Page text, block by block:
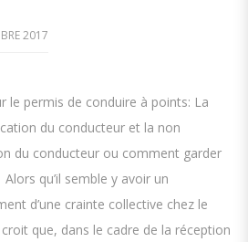
2017
le permis de conduire à points: La
du conducteur et la non
du conducteur ou comment garder
qu’il semble y avoir un
d’une crainte collective chez le
que, dans le cadre de la réception